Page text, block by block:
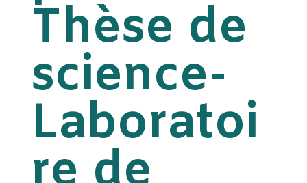
Thèse de
science-
Laboratoi